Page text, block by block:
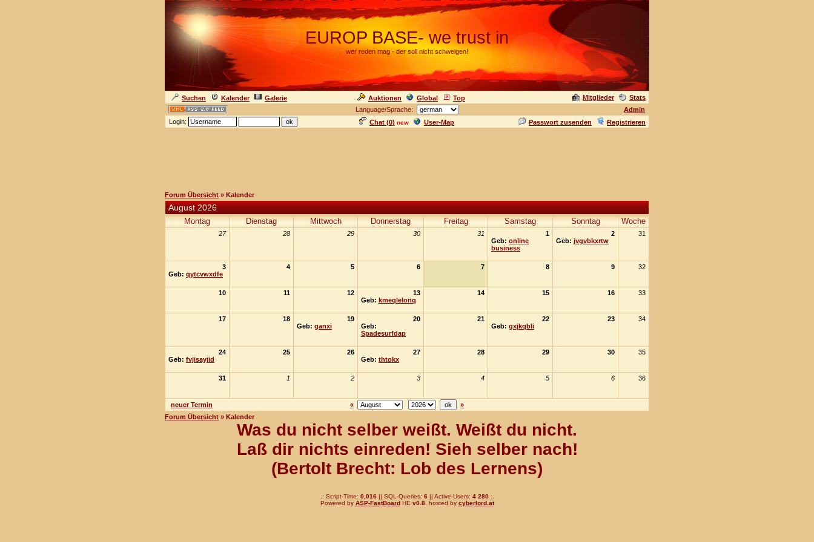
EUROP BASE- we trust in
wer reden mag - der soll nicht schweigen!
Suchen Kalender Galerie Auktionen Global Top Mitglieder
Stats
Language/Sprache:
Admin
Login:
Chat (0) new User-Map Passwort zusenden Registrieren
Forum Übersicht » Kalender
August 2026
Montag Dienstag Mittwoch Donnerstag Freitag Samstag Sonntag Woche
27 28 29 30 31
1
Geb: online
business
2
Geb: jvgvbkxrtw
31
3
Geb: qytcvwxdfe
4 5 6 7 8 9 32
10 11 12
13
Geb: kmeqlelonq
14 15 16 33
17 18
19
Geb: ganxi
20
Geb:
Spadesurfdap
21
22
Geb: gxjkqbli
23 34
24
Geb: fvjisayjid
25 26
27
Geb: thtokx
28 29 30 35
31 1 2 3 4 5 6 36
neuer Termin «
»
Forum Übersicht » Kalender
Was du nicht selber weißt. Weißt du nicht.
Laß dir nichts einreden! Sieh selber nach!
(Bertolt Brecht: Lob des Lernens)
.: Script-Time: 0,016|| SQL-Queries: 6|| Active-Users: 4 280:.
Powered by ASP-FastBoardHE v0.8, hosted by cyberlord.at